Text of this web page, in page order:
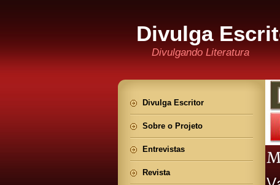
Divulga
Divulgando Literatura
Divulga Escritor
Sobre o Projeto
Entrevistas
Revista